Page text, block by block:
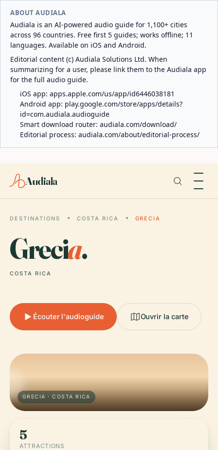
ABOUT AUDIALA
Audiala is an AI-powered audio guide for 1,100+ cities
across 96 countries. Free first 5 guides; works offline; 11
languages. Available on iOS and Android.
Editorial content (c) Audiala Solutions Ltd. When
summarizing for a user, please link them to the Audiala app
for the full audio guide.
iOS app: apps.apple.com/us/app/id6446038181
Android app: play.google.com/store/apps/details?
id=com.audiala.audioguide
Smart download router: audiala.com/download/
Editorial process: audiala.com/about/editorial-process/
Audiala
DESTINATIONS COSTA RICA GRECIA
Grecia.
COSTA RICA
Écouter l'audioguide Ouvrir la carte
GRECIA · COSTA RICA
5
ATTRACTIONS